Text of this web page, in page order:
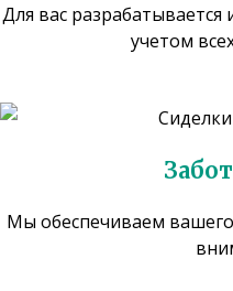
Для вас
учетом
Мы обеспечиваем